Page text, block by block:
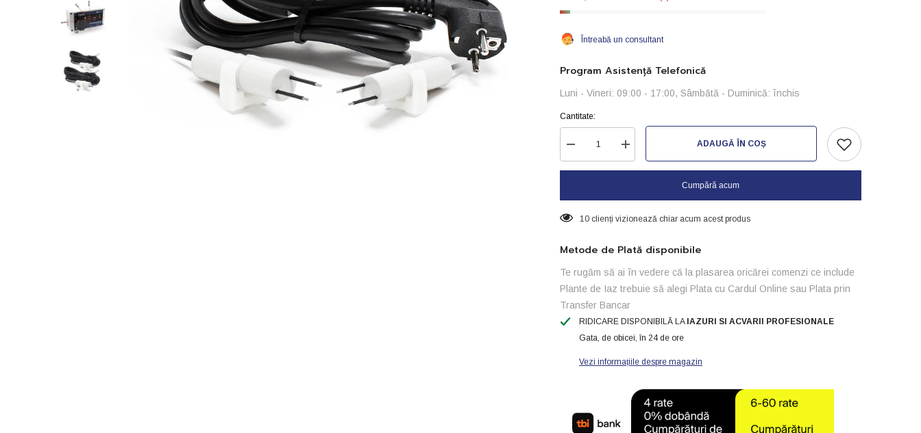
Întreabă un consultant
Program Asistență Telefonică
Luni - Vineri: 09:00 - 17:00, Sâmbătă - Duminică: închis
Cantitate:
Reduceți
cantitatea
pentru
de
electronic
WPS
Creșteți
cantitatea
pentru
de
electronic
WPS
ADAUGĂ ÎN COȘ
Cumpără acum
10 clienți vizionează chiar acum acest produs
Metode de Plată disponibile
Te rugăm să ai în vedere că la plasarea oricărei comenzi ce include
Plante de Iaz trebuie să alegi Plata cu Cardul Online sau Plata prin
Transfer Bancar
RIDICARE DISPONIBILĂ LA IAZURI SI ACVARII PROFESIONALE
Gata, de obicei, în 24 de ore
Vezi informațiile despre magazin